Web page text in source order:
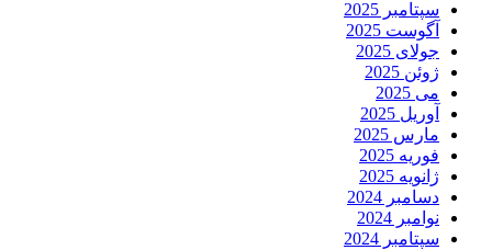
سپتامبر 2025
آگوست 2025
جولای 2025
ژوئن 2025
می 2025
آوریل 2025
مارس 2025
فوریه 2025
ژانویه 2025
دسامبر 2024
نوامبر 2024
سپتامبر 2024